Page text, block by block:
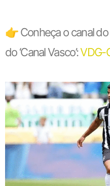
👉 Conheça o canal
do ‘Canal Vasco’:VDG-